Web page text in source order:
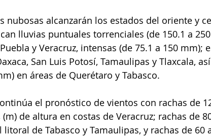
nubosas alcanzarán los estados del oriente y
lluvias puntuales torrenciales (de 150.1 a
y Veracruz, intensas (de 75.1 a 150 mm);
San Luis Potosí, Tamaulipas y Tlaxcala,
en áreas de Querétaro y Tabasco.
el pronóstico de vientos con rachas de
de altura en costas de Veracruz; rachas de
litoral de Tabasco y Tamaulipas, y rachas de 60